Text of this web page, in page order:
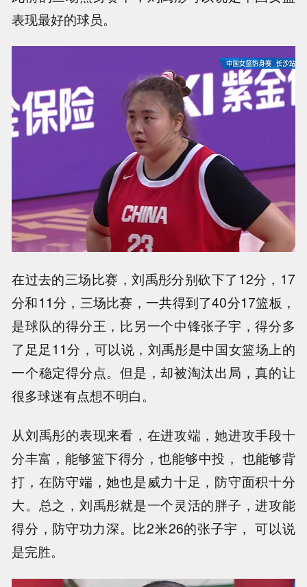
表现最好的球员。
在过去的三场比赛，刘禹彤分别砍下了12分，17
分和11分，三场比赛，一共得到了40分17篮板，
是球队的得分王，比另一个中锋张子宇，得分多
了足足11分，可以说，刘禹彤是中国女篮场上的
一个稳定得分点。但是，却被淘汰出局，真的让
很多球迷有点想不明白。
从刘禹彤的表现来看，在进攻端，她进攻手段十
分丰富，能够篮下得分，也能够中投， 也能够背
打，在防守端，她也是威力十足，防守面积十分
大。总之，刘禹彤就是一个灵活的胖子，进攻能
得分，防守功力深。比2米26的张子宇， 可以说
是完胜。